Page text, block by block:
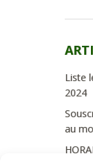
Liste
2024
au